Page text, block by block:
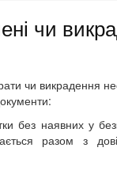
чи
чи викрадення
без наявних у
разом з